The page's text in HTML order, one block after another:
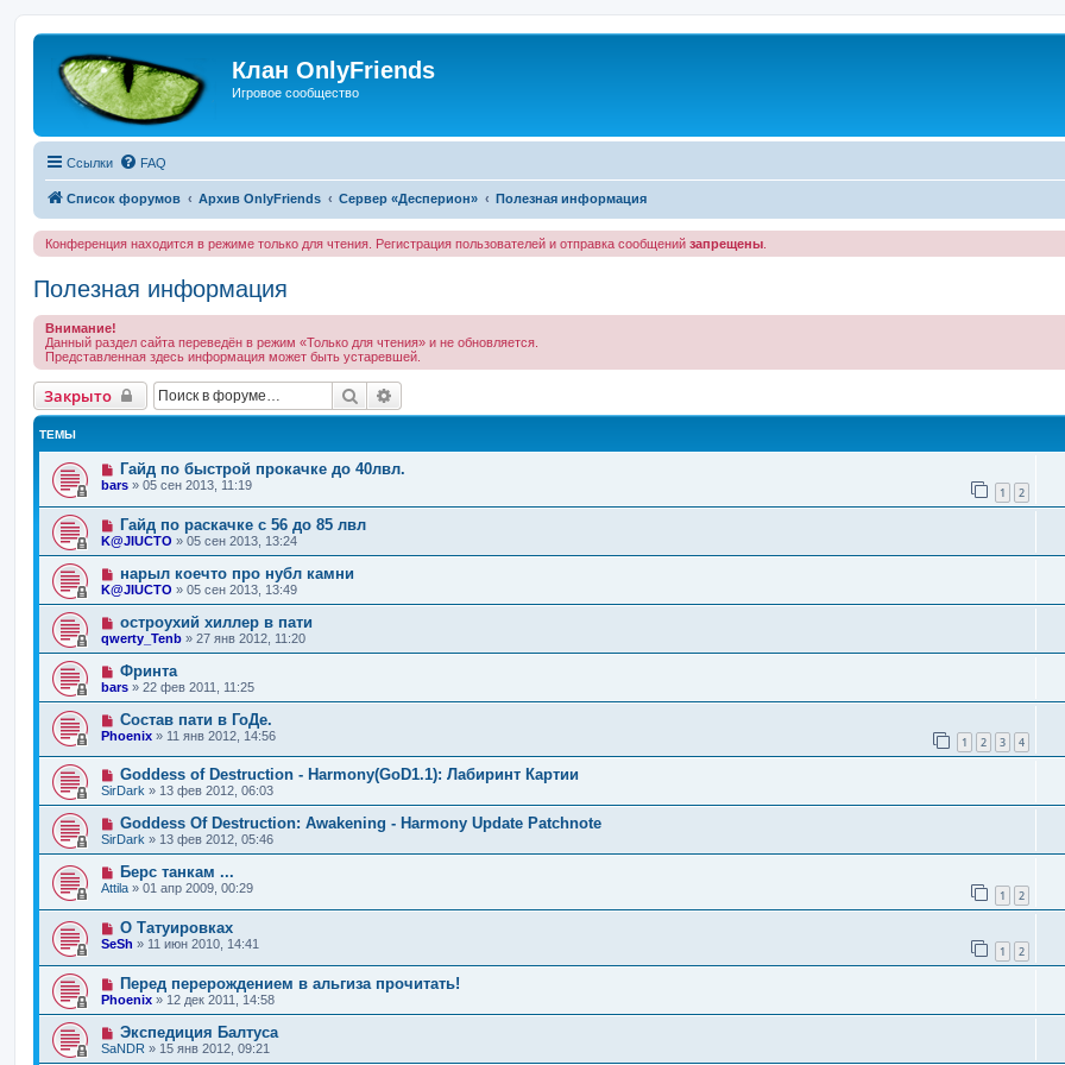
Клан OnlyFriends
Игровое сообщество
Ссылки FAQ
Список форумов Архив OnlyFriends Сервер «Десперион» Полезная информация
Конференция находится в режиме только для чтения. Регистрация пользователей и отправка сообщений запрещены
Полезная информация
Внимание!
Данный раздел сайта переведён в режим «Только для чтения» и не обновляется.
Представленная здесь информация может быть устаревшей.
Закрыто Поиск
ТЕМЫ
Гайд по быстрой прокачке до 40лвл.
bars » 05 сен 2013, 11:19 1 2
Гайд по раскачке с 56 до 85 лвл
K@JIUCTO » 05 сен 2013, 13:24
нарыл коечто про нубл камни
K@JIUCTO » 05 сен 2013, 13:49
остроухий хиллер в пати
qwerty_Tenb » 27 янв 2012, 11:20
Фринта
bars » 22 фев 2011, 11:25
Состав пати в ГоДе.
Phoenix » 11 янв 2012, 14:56 1 2 3 4
Goddess of Destruction - Harmony(GoD1.1): Лабиринт Картии
SirDark » 13 фев 2012, 06:03
Goddess Of Destruction: Awakening - Harmony Update Patchnote
SirDark » 13 фев 2012, 05:46
Берс танкам ...
Attila » 01 апр 2009, 00:29 1 2
О Татуировках
SeSh » 11 июн 2010, 14:41 1 2
Перед перерождением в альгиза прочитать!
Phoenix » 12 дек 2011, 14:58
Экспедиция Балтуса
SaNDR » 15 янв 2012, 09:21